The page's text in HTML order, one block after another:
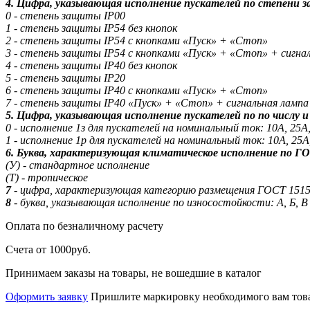
4. Цифра, указывающая исполнение пускателей по степени
0 - степень защиты IP00
1 - степень защиты IP54 без кнопок
2 - степень защиты IP54 с кнопками «Пуск» + «Стоп»
3 - степень защиты IP54 с кнопками «Пуск» + «Стоп» +
4 - степень защиты IP40 без кнопок
5 - степень защиты IP20
6 - степень защиты IP40 с кнопками «Пуск» + «Стоп»
7 - степень защиты IP40 «Пуск» + «Стоп» + сигнальная лампа
5. Цифра, указывающая исполнение пускателей по по числу
0 - исполнение 1з для пускателей на номинальный ток: 10А,
1 - исполнение 1р для пускателей на номинальный ток: 10А,
6. Буква, характеризующая климатическое исполнение по
(У) - стандартное исполнение
(Т) - тропическое
7- цифра, характеризующая категорию размещения ГОСТ
8 - буква, указывающая исполнение по износостойкости: А, Б, В
Оплата по безналичному расчету
Счета от 1000руб.
Принимаем заказы на товары, не вошедшие в каталог
Оформить заявку Пришлите маркировку необходимого вам